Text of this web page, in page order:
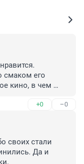
смаком его
кино, в чем
+0 –0
своих стали
Да и